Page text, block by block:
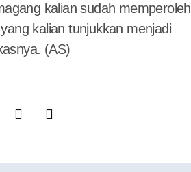
kalian sudah memperoleh
kalian tunjukkan menjadi
(AS)